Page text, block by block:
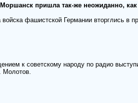
пришла так-же неожиданно,
войска фашистской Германии вторглись в
к советскому народу по радио
Молотов.